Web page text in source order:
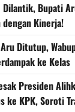
Bupati
Kinerja!
Ditutup,
ke Kelas
Presiden
ke KPK, Soroti